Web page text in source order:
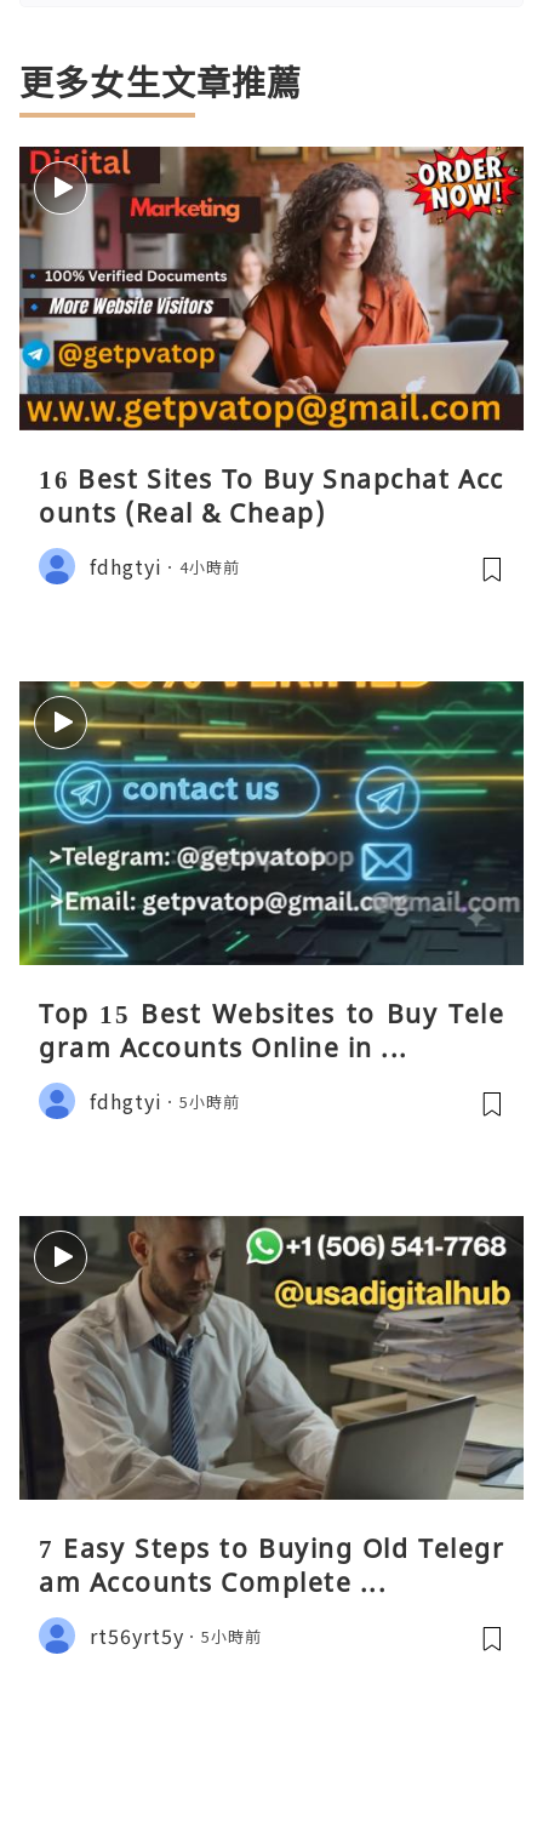
更多女生文章推薦
16 Best Sites To Buy Snapchat Acc
ounts (Real & Cheap)
fdhgtyi 4小時前
Top 15 Best Websites to Buy Tele
gram Accounts Online in ...
fdhgtyi 5小時前
7 Easy Steps to Buying Old Telegr
am Accounts Complete ...
rt56yrt5y 5小時前